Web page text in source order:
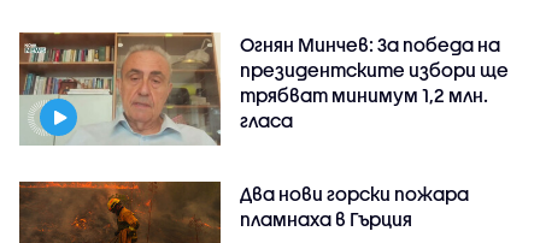
Огнян Минчев: За победа на
президентските избори ще
трябват минимум 1,2 млн.
гласа
Два нови горски пожара
пламнаха в Гърция